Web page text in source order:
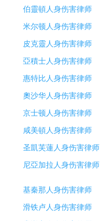
伯靈頓人身伤害律师
米尔顿人身伤害律师
皮克靈人身伤害律师
亞積士人身伤害律师
惠特比人身伤害律师
奧沙华人身伤害律师
京士顿人身伤害律师
咸美頓人身伤害律师
圣凱芙蓮人身伤害律师
尼亞加拉人身伤害律师
基秦那人身伤害律师
滑铁卢人身伤害律师